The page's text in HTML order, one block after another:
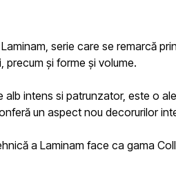
serie care se remarcă
precum și forme și volume.
intens si patrunzator, este o
un aspect nou decorurilor
a Laminam face ca gama